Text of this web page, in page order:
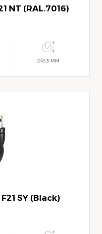
NT (RAL.7016)
245.5 MM
SY (Black)